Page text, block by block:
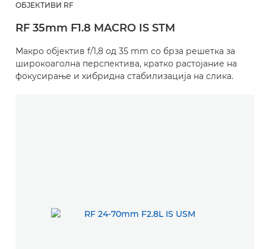
ОБЈЕКТИВИ RF
RF 35mm F1.8 MACRO IS STM
Макро објектив f/1,8 од 35 mm со брза решетка за
широкоаголна перспектива, кратко растојание на
фокусирање и хибридна стабилизација на слика.